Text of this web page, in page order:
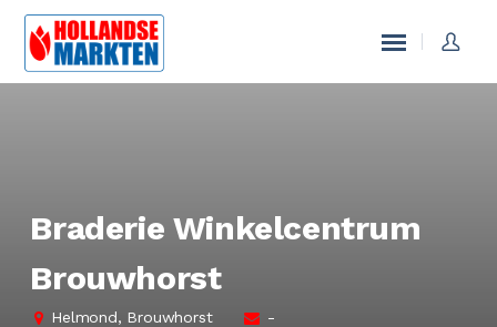
Braderie Winkelcentrum
Brouwhorst
Helmond, Brouwhorst -